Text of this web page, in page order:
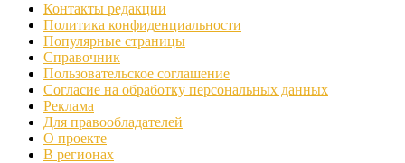
Контакты редакции
Политика конфиденциальности
Популярные страницы
Справочник
Пользовательское соглашение
Согласие на обработку персональных данных
Реклама
Для правообладателей
О проекте
В регионах